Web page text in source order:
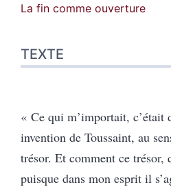
La fin comme ouverture
TEXTE
« Ce qui m’importait, c’était
invention de Toussaint, au
trésor. Et comment ce trésor,
puisque dans mon esprit il